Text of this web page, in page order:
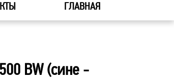
ГЛАВНАЯ
ВW (сине -